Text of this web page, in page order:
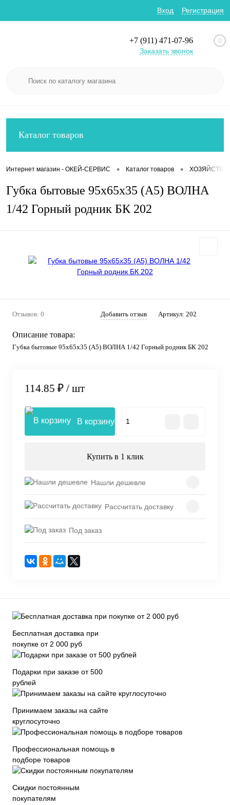
Вход Регистрация
+7 (911) 471-07-96
Заказать звонок
0
Каталог товаров
Интернет магазин - ОКЕЙ-СЕРВИС • Каталог товаров •
Губка бытовые 95х65х35 (А5) ВОЛНА
1/42 Горный родник БК 202
Отзывов: 0 Добавить отзыв Артикул: 202
Описание товара:
Губка бытовые 95х65х35 (А5) ВОЛНА 1/42 Горный родник БК 202
114.85 ₽ / шт
В корзину
Купить в 1 клик
Нашли дешевле
Рассчитать доставку
Под заказ
Бесплатная доставка при
покупке от 2 000 руб
Подарки при заказе от 500
рублей
Принимаем заказы на сайте
круглосуточно
Профессиональная помощь в
подборе товаров
Скидки постоянным
покупателям